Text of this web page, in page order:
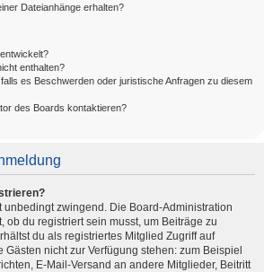
Dateianhänge erhalten?
enthalten?
es Beschwerden oder juristische Anfragen zu diesem
des Boards kontaktieren?
unbedingt zwingend. Die Board-Administration
ob du registriert sein musst, um Beiträge zu
du als registriertes Mitglied Zugriff auf
nicht zur Verfügung stehen: zum Beispiel
E-Mail-Versand an andere Mitglieder, Beitritt